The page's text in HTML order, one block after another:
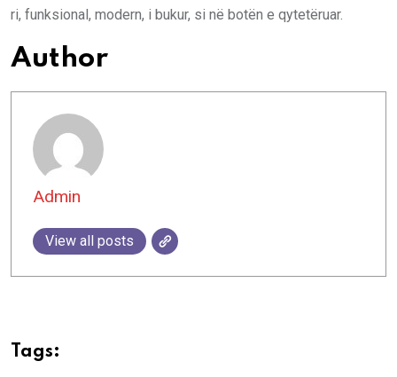
ri, funksional, modern, i bukur, si në botën e qytetëruar.
Author
Admin
View all posts
Tags: